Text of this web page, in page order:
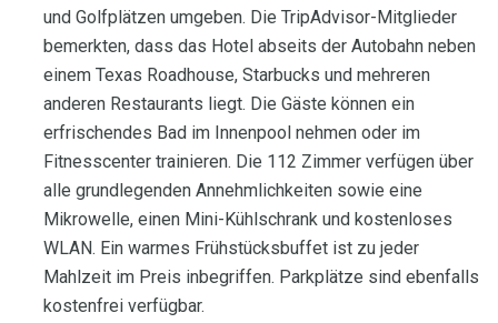
und Golfplätzen umgeben. Die TripAdvisor-Mitglieder
bemerkten, dass das Hotel abseits der Autobahn neben
einem Texas Roadhouse, Starbucks und mehreren
anderen Restaurants liegt. Die Gäste können ein
erfrischendes Bad im Innenpool nehmen oder im
Fitnesscenter trainieren. Die 112 Zimmer verfügen über
alle grundlegenden Annehmlichkeiten sowie eine
Mikrowelle, einen Mini-Kühlschrank und kostenloses
WLAN. Ein warmes Frühstücksbuffet ist zu jeder
Mahlzeit im Preis inbegriffen. Parkplätze sind ebenfalls
kostenfrei verfügbar.